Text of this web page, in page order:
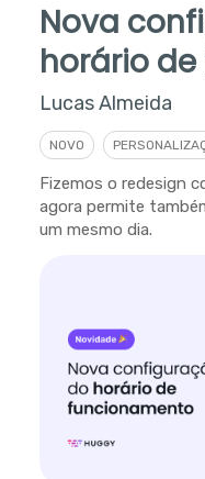
Nova
horário
Lucas Almeida
NOVO
Fizemos o redesign
agora permite
um mesmo dia.